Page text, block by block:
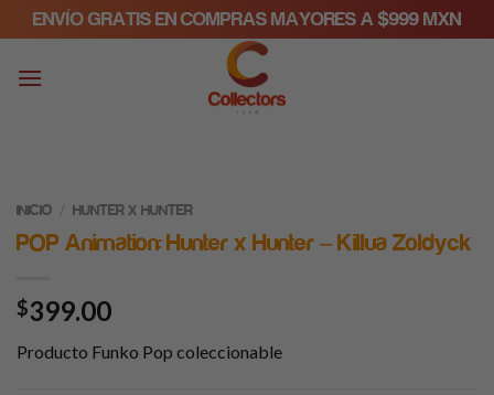
to
content
ENVÍO GRATIS EN COMPRAS MAYORES A $999 MXN
INICIO / HUNTER X HUNTER
POP Animation: Hunter x Hunter – Killua Zoldyck
$399.00
Producto Funko Pop coleccionable